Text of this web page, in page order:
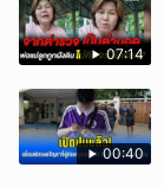
07:14
00:40